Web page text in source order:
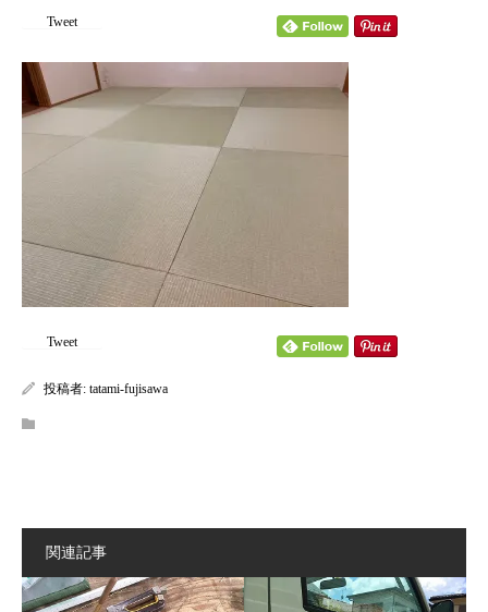
fujisawa.com/public_html/wp-
content/themes/kadan_tcd056/single.php
: Attempt to read property "name" on null in
/home/tatamifuji/tatami-fujisawa.com/public_html/wp-
content/themes/kadan_tcd056/single.php
Tweet
Tweet
投稿者: tatami-fujisawa
関連記事